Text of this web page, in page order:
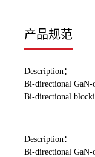
产品规范
Description：
Bi-directional GaN-
Bi-directional
Description：
Bi-directional GaN-